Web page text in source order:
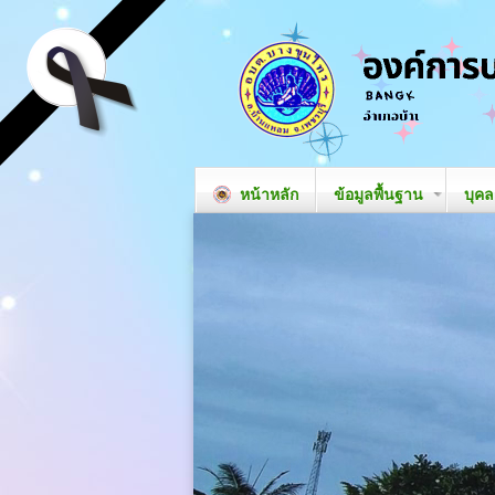
หน้าหลัก ข้อมูลพื้นฐาน บุค